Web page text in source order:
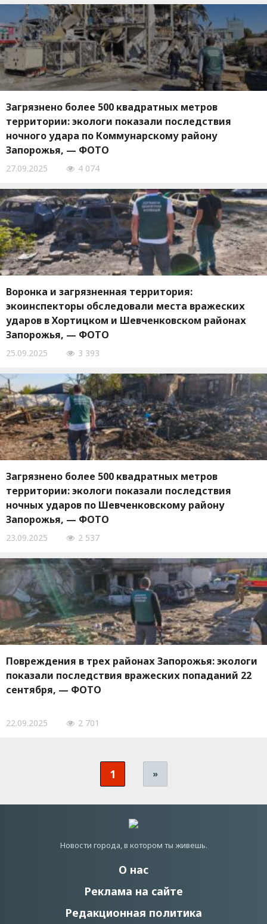
Загрязнено более 500 квадратных метров
территории: экологи показали последствия
ночного удара по Коммунарскому району
Запорожья, — ФОТО
27.09.2025 4 074
Воронка и загрязненная территория:
экоинспекторы обследовали места вражеских
ударов в Хортицком и Шевченковском районах
Запорожья, — ФОТО
25.09.2025 3 393
Загрязнено более 500 квадратных метров
территории: экологи показали последствия
ночных ударов по Шевченковскому району
Запорожья, — ФОТО
23.09.2025 2 537
Повреждения в трех районах Запорожья: экологи
показали последствия вражеских попаданий 22
сентября, — ФОТО
22.09.2025 2 701
1 »
Новости города, в котором ты живешь.
О нас
Реклама на сайте
Редакционная политика